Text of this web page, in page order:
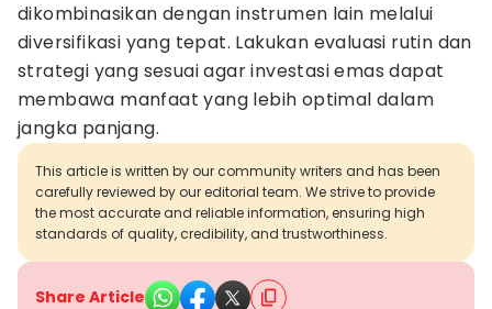
dikombinasikan dengan instrumen lain melalui
diversifikasi yang tepat. Lakukan evaluasi rutin dan
strategi yang sesuai agar investasi emas dapat
membawa manfaat yang lebih optimal dalam
jangka panjang.
This article is written by our community writers and has been
carefully reviewed by our editorial team. We strive to provide
the most accurate and reliable information, ensuring high
standards of quality, credibility, and trustworthiness.
Share Article